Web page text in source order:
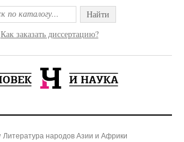
Найти
Как заказать диссертацию?
Литература народов Азии и Африки